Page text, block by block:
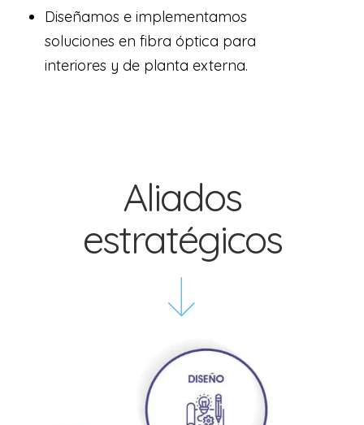
Diseñamos e implementamos
soluciones en fibra óptica para
interiores y de planta externa.
Aliados
estratégicos